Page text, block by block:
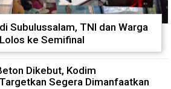
Subulussalam, TNI dan Warga
ke Semifinal
Dikebut, Kodim
Segera Dimanfaatkan